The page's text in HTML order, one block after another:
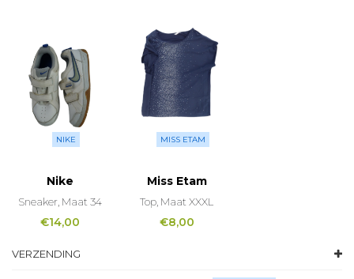
NIKE
Nike
Sneaker, Maat 34
€14,00
MISS ETAM
Miss Etam
Top, Maat XXXL
€8,00
VERZENDING